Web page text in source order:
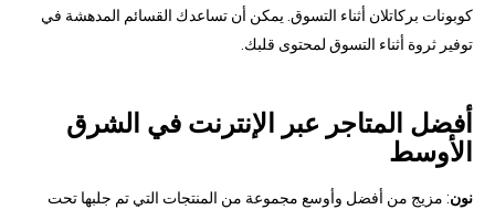
كوبونات بركاتلان أثناء التسوق. يمكن أن تساعدك القسائم المدهشة في
توفير ثروة أثناء التسوق لمحتوى قلبك.
أفضل المتاجر عبر الإنترنت في الشرق
الأوسط
نون: مزيج من أفضل وأوسع مجموعة من المنتجات التي تم جلبها تحت